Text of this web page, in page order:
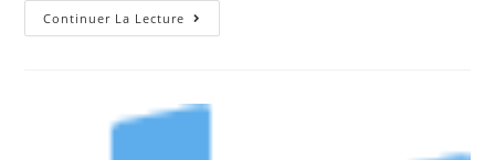
Continuer La Lecture Relecture
De
En